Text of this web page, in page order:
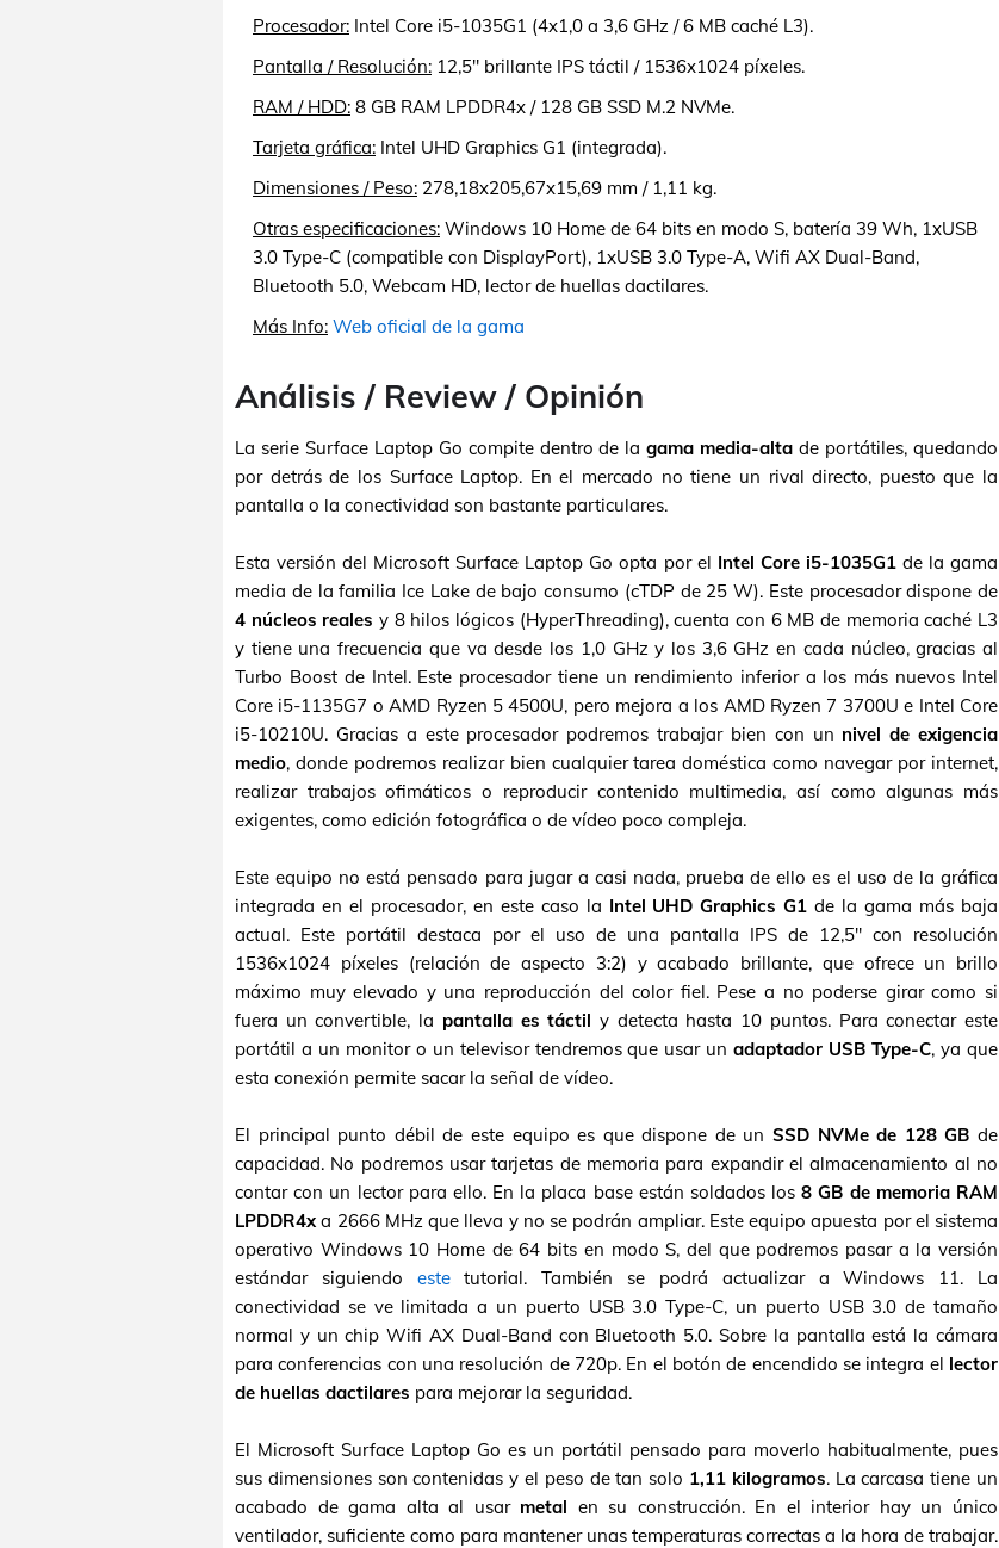
Procesador: Intel Core i5-1035G1 (4x1,0 a 3,6 GHz / 6 MB caché L3).
Pantalla / Resolución: 12,5" brillante IPS táctil / 1536x1024 píxeles.
RAM / HDD: 8 GB RAM LPDDR4x / 128 GB SSD M.2 NVMe.
Tarjeta gráfica: Intel UHD Graphics G1 (integrada).
Dimensiones / Peso: 278,18x205,67x15,69 mm / 1,11 kg.
Otras especificaciones: Windows 10 Home de 64 bits en modo S, batería 39 Wh, 1xUSB
3.0 Type-C (compatible con DisplayPort), 1xUSB 3.0 Type-A, Wifi AX Dual-Band,
Bluetooth 5.0, Webcam HD, lector de huellas dactilares.
Más Info: Web oficial de la gama
Análisis / Review / Opinión
La serie Surface Laptop Go compite dentro de lagama media-alta de portátiles, quedando
por detrás de los Surface Laptop. En el mercado no tiene un rival directo, puesto que la
pantalla o la conectividad son bastante particulares.
Esta versión del Microsoft Surface Laptop Go opta por el Intel Core i5-1035G1de la gama
media de la familia Ice Lake de bajo consumo (cTDP de 25 W). Este procesador dispone de
4 núcleos reales y 8 hilos lógicos (HyperThreading), cuenta con 6 MB de memoria caché L3
y tiene una frecuencia que va desde los 1,0 GHz y los 3,6 GHz en cada núcleo, gracias al
Turbo Boost de Intel. Este procesador tiene un rendimiento inferior a los más nuevos Intel
Core i5-1135G7 o AMD Ryzen 5 4500U, pero mejora a los AMD Ryzen 7 3700U e Intel Core
i5-10210U. Gracias a este procesador podremos trabajar bien con un nivel de exigencia
medio, donde podremos realizar bien cualquier tarea doméstica como navegar por internet,
realizar trabajos ofimáticos o reproducir contenido multimedia, así como algunas más
exigentes, como edición fotográfica o de vídeo poco compleja.
Este equipo no está pensado para jugar a casi nada, prueba de ello es el uso de la gráfica
integrada en el procesador, en este caso la Intel UHD Graphics G1 de la gama más baja
actual. Este portátil destaca por el uso de una pantalla IPS de 12,5" con resolución
1536x1024 píxeles (relación de aspecto 3:2) y acabado brillante, que ofrece un brillo
máximo muy elevado y una reproducción del color fiel. Pese a no poderse girar como si
fuera un convertible, la pantalla es táctil y detecta hasta 10 puntos. Para conectar este
portátil a un monitor o un televisor tendremos que usar unadaptador USB Type-C, ya que
esta conexión permite sacar la señal de vídeo.
El principal punto débil de este equipo es que dispone de unSSD NVMe de 128 GB de
capacidad. No podremos usar tarjetas de memoria para expandir el almacenamiento al no
contar con un lector para ello. En la placa base están soldados los8 GB de memoria RAM
LPDDR4x a 2666 MHz que lleva y no se podrán ampliar. Este equipo apuesta por el sistema
operativo Windows 10 Home de 64 bits en modo S, del que podremos pasar a la versión
estándar siguiendo estetutorial. También se podrá actualizar a Windows 11. La
conectividad se ve limitada a un puerto USB 3.0 Type-C, un puerto USB 3.0 de tamaño
normal y un chip Wifi AX Dual-Band con Bluetooth 5.0. Sobre la pantalla está la cámara
para conferencias con una resolución de 720p. En el botón de encendido se integra el lector
de huellas dactilares para mejorar la seguridad.
El Microsoft Surface Laptop Go es un portátil pensado para moverlo habitualmente, pues
sus dimensiones son contenidas y el peso de tan solo 1,11 kilogramos. La carcasa tiene un
acabado de gama alta al usar metal en su construcción. En el interior hay un único
ventilador, suficiente como para mantener unas temperaturas correctas a la hora de trabajar.